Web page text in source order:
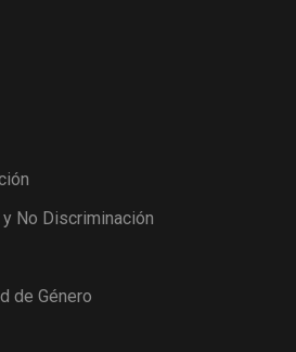
No Discriminación
de Género